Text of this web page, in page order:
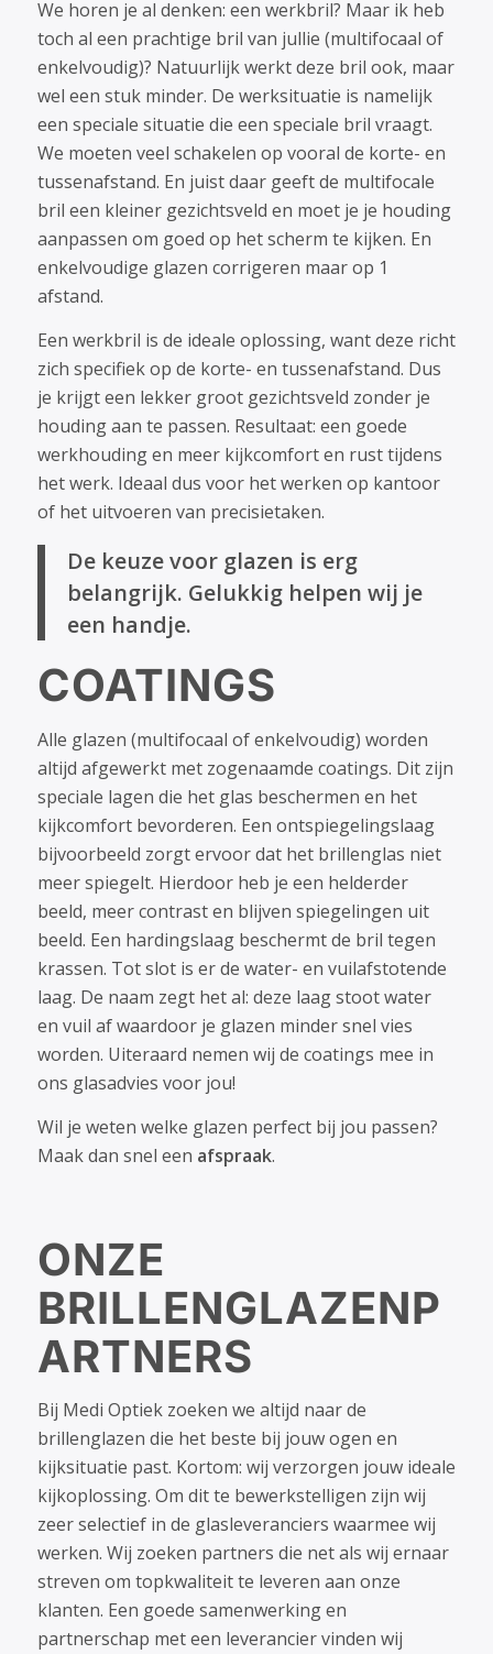
We horen je al denken: een werkbril? Maar ik heb
toch al een prachtige bril van jullie (multifocaal of
enkelvoudig)? Natuurlijk werkt deze bril ook, maar
wel een stuk minder. De werksituatie is namelijk
een speciale situatie die een speciale bril vraagt.
We moeten veel schakelen op vooral de korte- en
tussenafstand. En juist daar geeft de multifocale
bril een kleiner gezichtsveld en moet je je houding
aanpassen om goed op het scherm te kijken. En
enkelvoudige glazen corrigeren maar op 1
afstand.
Een werkbril is de ideale oplossing, want deze richt
zich specifiek op de korte- en tussenafstand. Dus
je krijgt een lekker groot gezichtsveld zonder je
houding aan te passen. Resultaat: een goede
werkhouding en meer kijkcomfort en rust tijdens
het werk. Ideaal dus voor het werken op kantoor
of het uitvoeren van precisietaken.
De keuze voor glazen is erg
belangrijk. Gelukkig helpen wij je
een handje.
COATINGS
Alle glazen (multifocaal of enkelvoudig) worden
altijd afgewerkt met zogenaamde coatings. Dit zijn
speciale lagen die het glas beschermen en het
kijkcomfort bevorderen. Een ontspiegelingslaag
bijvoorbeeld zorgt ervoor dat het brillenglas niet
meer spiegelt. Hierdoor heb je een helderder
beeld, meer contrast en blijven spiegelingen uit
beeld. Een hardingslaag beschermt de bril tegen
krassen. Tot slot is er de water- en vuilafstotende
laag. De naam zegt het al: deze laag stoot water
en vuil af waardoor je glazen minder snel vies
worden. Uiteraard nemen wij de coatings mee in
ons glasadvies voor jou!
Wil je weten welke glazen perfect bij jou passen?
Maak dan snel een afspraak.
ONZE
BRILLENGLAZENP
ARTNERS
Bij Medi Optiek zoeken we altijd naar de
brillenglazen die het beste bij jouw ogen en
kijksituatie past. Kortom: wij verzorgen jouw ideale
kijkoplossing. Om dit te bewerkstelligen zijn wij
zeer selectief in de glasleveranciers waarmee wij
werken. Wij zoeken partners die net als wij ernaar
streven om topkwaliteit te leveren aan onze
klanten. Een goede samenwerking en
partnerschap met een leverancier vinden wij